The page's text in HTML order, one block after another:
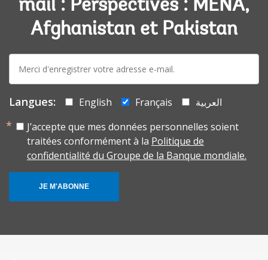
mail : Perspectives : MENA,
Afghanistan et Pakistan
mail:
Langues: English Français
العربية
J’accepte que mes données personnelles soient
traitées conformément à la Politique de
confidentialité du Groupe de la Banque mondiale.
JE M'ABONNE